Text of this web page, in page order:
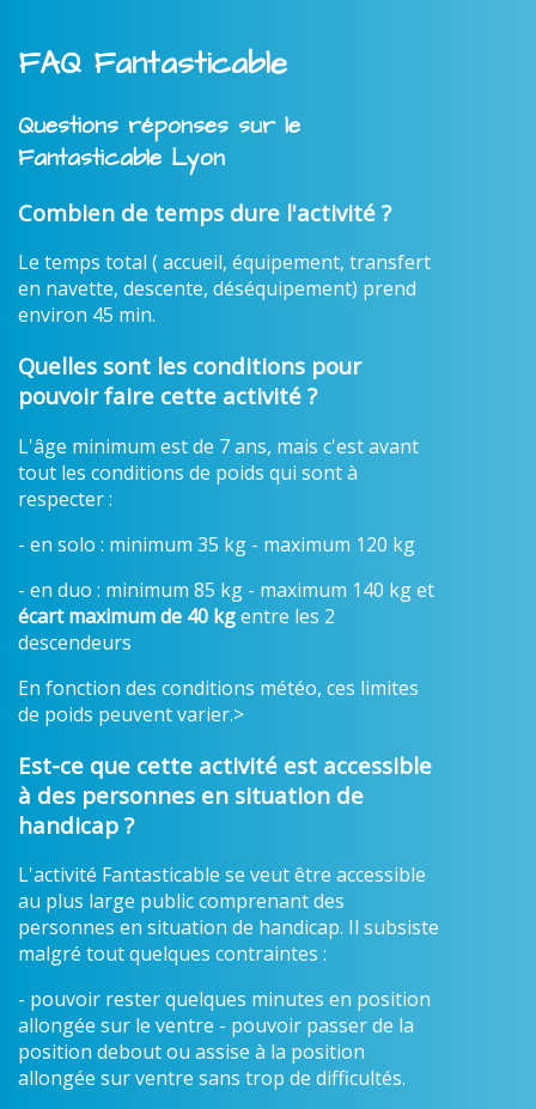
FAQ Fantasticable
Questions réponses sur le
Fantasticable Lyon
Combien de temps dure l'activité ?
Le temps total ( accueil, équipement, transfert
en navette, descente, déséquipement) prend
environ 45 min.
Quelles sont les conditions pour
pouvoir faire cette activité ?
L'âge minimum est de 7 ans, mais c'est avant
tout les conditions de poids qui sont à
respecter :
- en solo : minimum 35 kg - maximum 120 kg
- en duo : minimum 85 kg - maximum 140 kg et
écart maximum de 40 kgentre les 2
descendeurs
En fonction des conditions météo, ces limites
de poids peuvent varier.>
Est-ce que cette activité est accessible
à des personnes en situation de
handicap ?
L'activité Fantasticable se veut être accessible
au plus large public comprenant des
personnes en situation de handicap. Il subsiste
malgré tout quelques contraintes :
- pouvoir rester quelques minutes en position
allongée sur le ventre - pouvoir passer de la
position debout ou assise à la position
allongée sur ventre sans trop de difficultés.